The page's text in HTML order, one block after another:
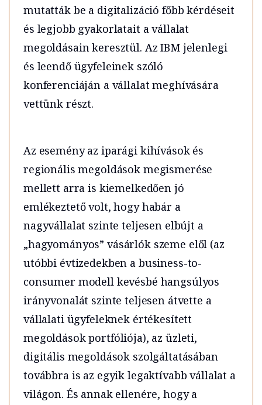
mutatták be a digitalizáció főbb kérdéseit
és legjobb gyakorlatait a vállalat
megoldásain keresztül. Az IBM jelenlegi
és leendő ügyfeleinek szóló
konferenciáján a vállalat meghívására
vettünk részt.
Az esemény az iparági kihívások és
regionális megoldások megismerése
mellett arra is kiemelkedően jó
emlékeztető volt, hogy habár a
nagyvállalat szinte teljesen elbújt a
„hagyományos” vásárlók szeme elől (az
utóbbi évtizedekben a business-to-
consumer modell kevésbé hangsúlyos
irányvonalát szinte teljesen átvette a
vállalati ügyfeleknek értékesített
megoldások portfóliója), az üzleti,
digitális megoldások szolgáltatásában
továbbra is az egyik legaktívabb vállalat a
világon. És annak ellenére, hogy a